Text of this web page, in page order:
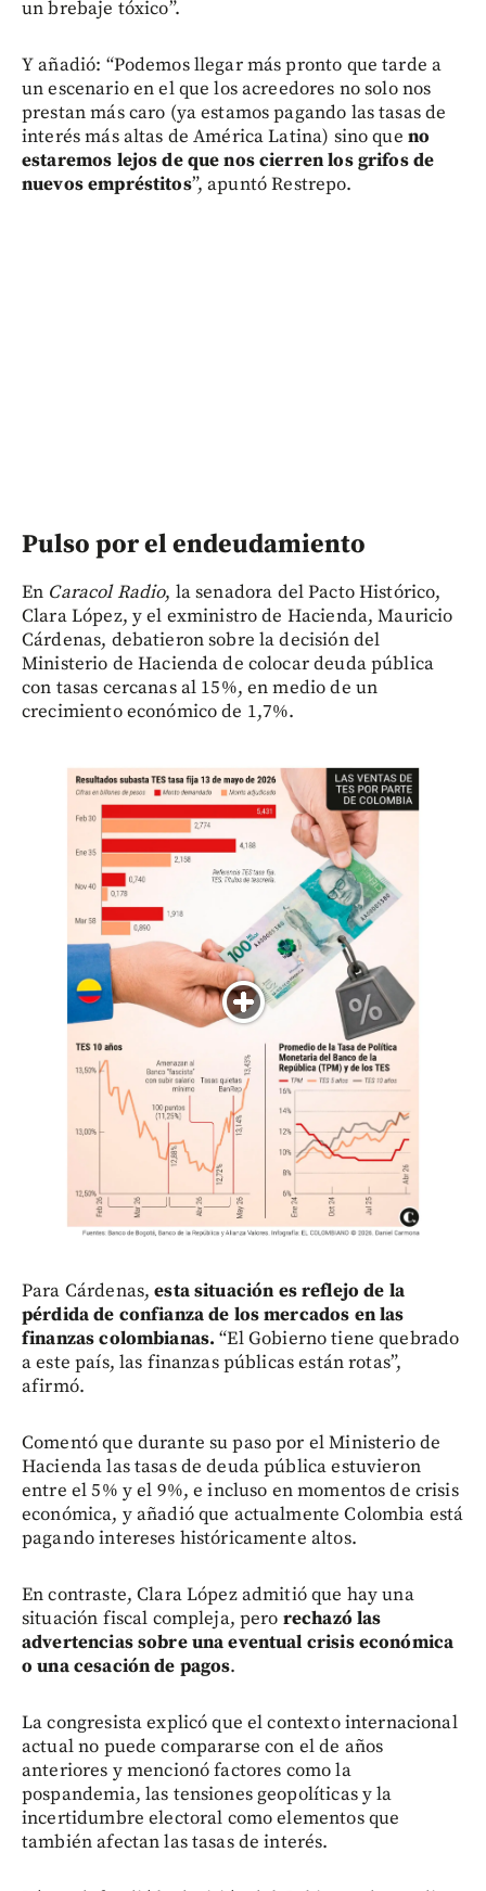
un brebaje tóxico”.
Y añadió: “Podemos llegar más pronto que tarde a
un escenario en el que los acreedores no solo nos
prestan más caro (ya estamos pagando las tasas de
interés más altas de América Latina) sino que no
estaremos lejos de que nos cierren los grifos de
nuevos empréstitos”, apuntó Restrepo.
Pulso por el endeudamiento
En Caracol Radio, la senadora del Pacto Histórico,
Clara López, y el exministro de Hacienda, Mauricio
Cárdenas, debatieron sobre la decisión del
Ministerio de Hacienda de colocar deuda pública
con tasas cercanas al 15%, en medio de un
crecimiento económico de 1,7%.
Para Cárdenas,esta situación es reflejo de la
pérdida de confianza de los mercados en las
finanzas colombianas. “El Gobierno tiene quebrado
a este país, las finanzas públicas están rotas”,
afirmó.
Comentó que durante su paso por el Ministerio de
Hacienda las tasas de deuda pública estuvieron
entre el 5% y el 9%, e incluso en momentos de crisis
económica, y añadió que actualmente Colombia está
pagando intereses históricamente altos.
En contraste, Clara López admitió que hay una
situación fiscal compleja, pero rechazó las
advertencias sobre una eventual crisis económica
o una cesación de pagos.
La congresista explicó que el contexto internacional
actual no puede compararse con el de años
anteriores y mencionó factores como la
pospandemia, las tensiones geopolíticas y la
incertidumbre electoral como elementos que
también afectan las tasas de interés.